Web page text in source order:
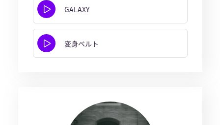
GALAXY
変身ベルト